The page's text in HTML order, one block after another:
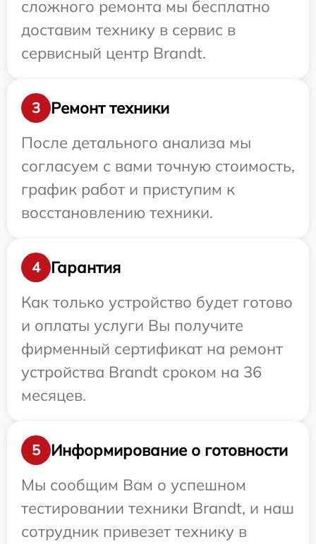
сложного ремонта мы бесплатно
доставим технику в сервис в
сервисный центр Brandt.
3
Ремонт техники
После детального анализа мы
согласуем с вами точную стоимость,
график работ и приступим к
восстановлению техники.
4
Гарантия
Как только устройство будет готово
и оплаты услуги Вы получите
фирменный сертификат на ремонт
устройства Brandt сроком на 36
месяцев.
5
Информирование о готовности
Мы сообщим Вам о успешном
тестировании техники Brandt, и наш
сотрудник привезет технику в